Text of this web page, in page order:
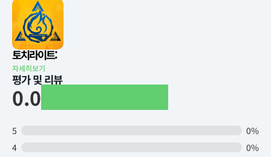
토치라이트:
자세히보기
평가 및 리뷰
0.0
5
0%
4
0%